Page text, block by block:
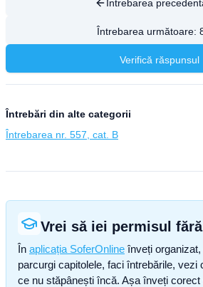
Întrebarea
Întrebarea următoare:
Verifică răspunsul
Întrebări din alte categorii
Întrebarea nr. 557, cat. B
Vrei să iei permisul
În aplicația SoferOnline înveți
parcurgi capitolele, faci întrebările, vezi
ce nu stăpânești încă. Așa înveți